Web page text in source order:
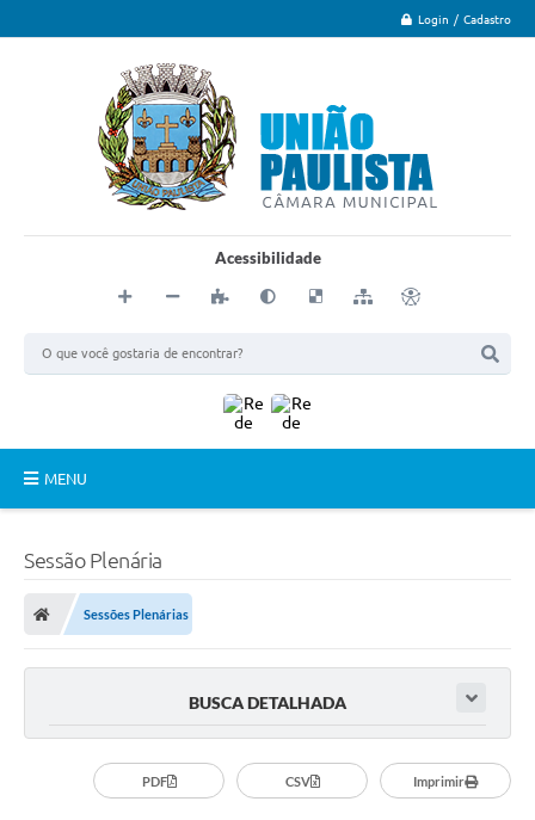
Login / Cadastro
Acessibilidade
MENU
O Município
Contato
Legislação
Sessão Plenária
Sessões Plenárias
BUSCA DETALHADA
PDF CSV Imprimir